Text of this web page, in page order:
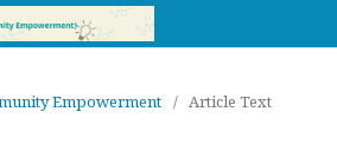
Empowerment / Article Text